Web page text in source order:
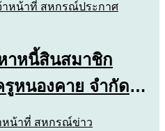
าหน้าที่ สหกรณ์ประกาศ
าหนี้สินสมาชิก
หนองคาย จำกัด
หน้าที่ สหกรณ์ข่าว